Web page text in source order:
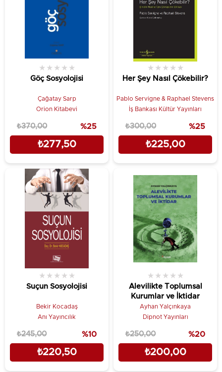
Göç Sosyolojisi
★ ★ ★ ★ ★
Çağatay Sarp
Orion Kitabevi
₺277,50
₺370,00 %25
Her Şey Nasıl Çökebilir?
★ ★ ★ ★ ★
Pablo Servigne & Raphael Stevens
İş Bankası Kültür Yayınları
₺225,00
₺300,00 %25
Suçun Sosyolojisi
★ ★ ★ ★ ★
Bekir Kocadaş
Anı Yayıncılık
₺220,50
₺245,00 %10
Alevilikte Toplumsal
Kurumlar ve İktidar
★ ★ ★ ★ ★
Ayhan Yalçınkaya
Dipnot Yayınları
₺200,00
₺250,00 %20